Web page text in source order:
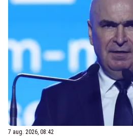
7 aug. 2026, 08:42